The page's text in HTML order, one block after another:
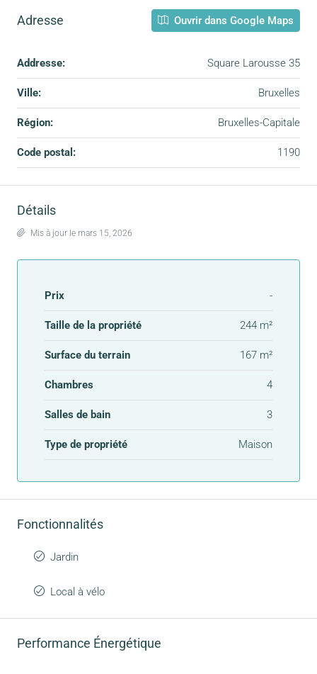
Adresse Ouvrir dans Google Maps
Addresse: Square Larousse 35
Ville: Bruxelles
Région: Bruxelles-Capitale
Code postal: 1190
Détails
Mis à jour le mars 15, 2026
Prix -
Taille de la propriété 244 m²
Surface du terrain 167 m²
Chambres 4
Salles de bain 3
Type de propriété Maison
Fonctionnalités
Jardin
Local à vélo
Performance Énergétique